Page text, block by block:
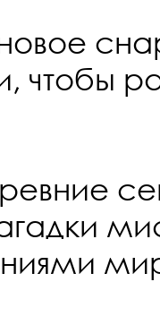
чтобы